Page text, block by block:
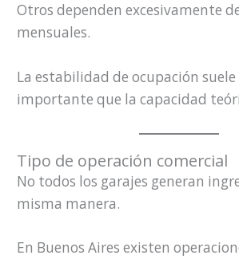
Otros dependen excesivamente
mensuales.
La estabilidad de ocupación suele
importante que la capacidad
Tipo de operación comercial
No todos los garajes generan
misma manera.
En Buenos Aires existen